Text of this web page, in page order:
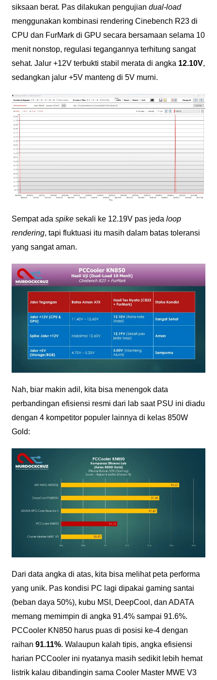
siksaan berat. Pas dilakukan pengujian dual-load
menggunakan kombinasi rendering Cinebench R23 di
CPU dan FurMark di GPU secara bersamaan selama 10
menit nonstop, regulasi tegangannya terhitung sangat
sehat. Jalur +12V terbukti stabil merata di angka 12.10V,
sedangkan jalur +5V manteng di 5V murni.
Sempat ada spikesekali ke 12.19V pas jeda loop
rendering, tapi fluktuasi itu masih dalam batas toleransi
yang sangat aman.
Nah, biar makin adil, kita bisa menengok data
perbandingan efisiensi resmi dari lab saat PSU ini diadu
dengan 4 kompetitor populer lainnya di kelas 850W
Gold:
Dari data angka di atas, kita bisa melihat peta performa
yang unik. Pas kondisi PC lagi dipakai gaming santai
(beban daya 50%), kubu MSI, DeepCool, dan ADATA
memang memimpin di angka 91.4% sampai 91.6%.
PCCooler KN850 harus puas di posisi ke-4 dengan
raihan 91.11%. Walaupun kalah tipis, angka efisiensi
harian PCCooler ini nyatanya masih sedikit lebih hemat
listrik kalau dibandingin sama Cooler Master MWE V3